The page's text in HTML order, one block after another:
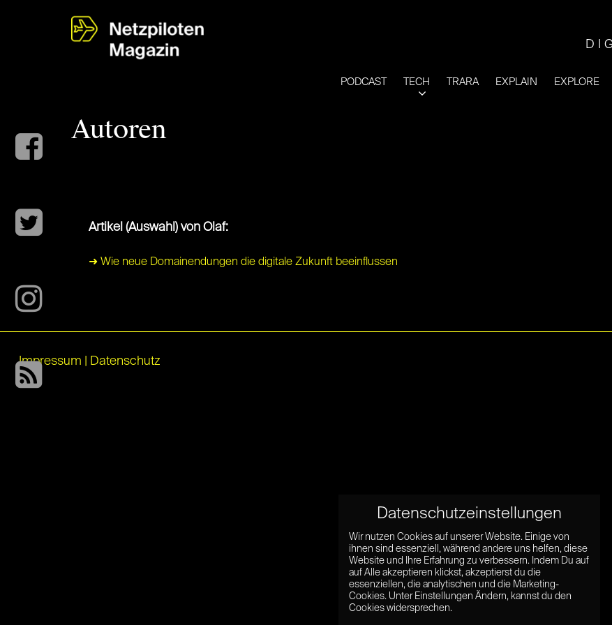
PODCAST TECH TRARA EXPLAIN EXPLORE
Autoren
Artikel (Auswahl) von Olaf:
➜ Wie neue Domainendungen die digitale Zukunft beeinflussen
Impressum Datenschutz
Datenschutzeinstellungen
Wir nutzen Cookies auf unserer Website. Einige von
ihnen sind essenziell, während andere uns helfen, diese
Website und Ihre Erfahrung zu verbessern. Indem Du auf
auf Alle akzeptieren klickst, akzeptierst du die
essenziellen, die analytischen und die Marketing-
Cookies. Unter Einstellungen Ändern, kannst du den
Cookies widersprechen.